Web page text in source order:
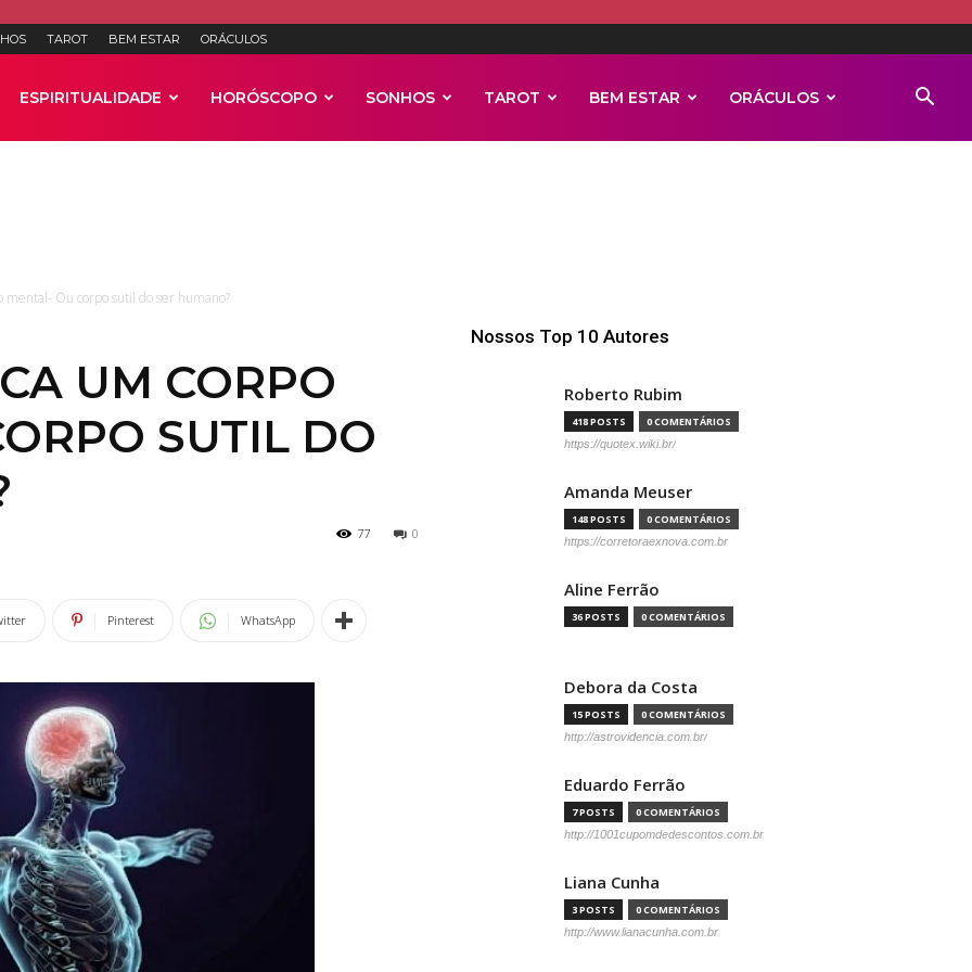
TAROT BEM ESTAR ORÁCULOS
ESPIRITUALIDADE HORÓSCOPO SONHOS TAROT BEM ESTAR ORÁCULOS
mental- Ou corpo sutil do ser humano?
UM CORPO
SUTIL DO
0
77
Pinterest WhatsApp
Nossos Top 10 Autores
Roberto Rubim
418 POSTS 0 COMENTÁRIOS
https://quotex.wiki.br/
Amanda Meuser
148 POSTS 0 COMENTÁRIOS
https://corretoraexnova.com.br
Aline Ferrão
36 POSTS 0 COMENTÁRIOS
Debora da Costa
15 POSTS 0 COMENTÁRIOS
http://astrovidencia.com.br/
Eduardo Ferrão
7 POSTS 0 COMENTÁRIOS
http://1001cupomdedescontos.com.br
Liana Cunha
3 POSTS 0 COMENTÁRIOS
http://www.lianacunha.com.br